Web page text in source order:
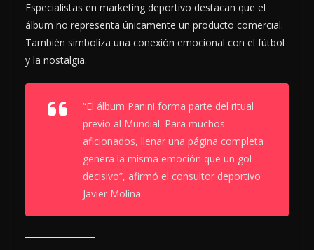
Especialistas en marketing deportivo destacan que el
álbum no representa únicamente un producto comercial.
También simboliza una conexión emocional con el fútbol
y la nostalgia.
“El álbum Panini forma parte del ritual
previo al Mundial. Para muchos
aficionados, llenar una página completa
genera la misma emoción que un gol
decisivo”, afirmó el consultor deportivo
Javier Molina.